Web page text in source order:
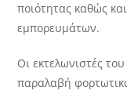
ποιότητας καθώς
εμπορευμάτων.
Οι εκτελωνιστές
παραλαβή